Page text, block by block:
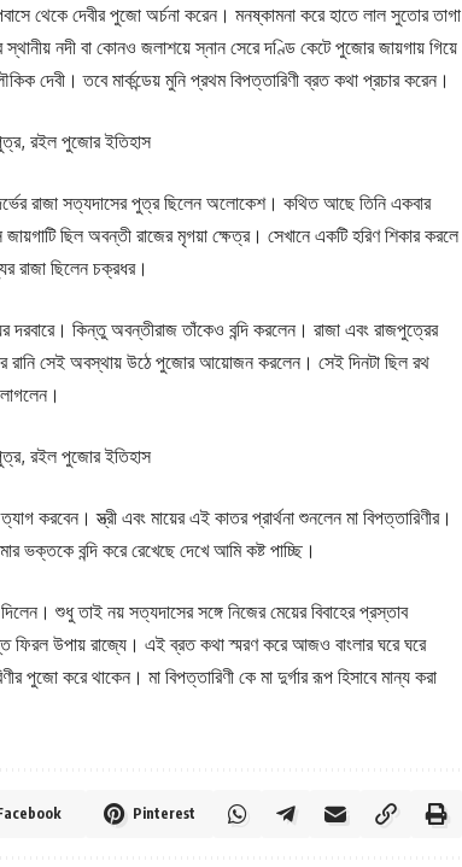
থেকে দেবীর পুজো অর্চনা করেন। মনষ্কামনা করে হাতে লাল সুতোর তাগা
নদী বা কোনও জলাশয়ে স্নান সেরে দণ্ডি কেটে পুজোর জায়গায় গিয়ে
দেবী। তবে মার্কন্ডেয় মুনি প্রথম বিপত্তারিণী ব্রত কথা প্রচার করেন।
রইল পুজোর ইতিহাস
রাজা সত্যদাসের পুত্র ছিলেন অলোকেশ। কথিত আছে তিনি একবার
ছিল অবন্তী রাজের মৃগয়া ক্ষেত্র। সেখানে একটি হরিণ শিকার করলে
রাজা ছিলেন চক্রধর।
দরবারে। কিন্তু অবন্তীরাজ তাঁকেও বন্দি করলেন। রাজা এবং রাজপুত্রের
রানি সেই অবস্থায় উঠে পুজোর আয়োজন করলেন। সেই দিনটা ছিল রথ
রইল পুজোর ইতিহাস
করবেন। স্ত্রী এবং মায়ের এই কাতর প্রার্থনা শুনলেন মা বিপত্তারিণীর।
ভক্তকে বন্দি করে রেখেছে দেখে আমি কষ্ট পাচ্ছি।
শুধু তাই নয় সত্যদাসের সঙ্গে নিজের মেয়ের বিবাহের প্রস্তাব
ফিরল উপায় রাজ্যে। এই ব্রত কথা স্মরণ করে আজও বাংলার ঘরে ঘরে
পুজো করে থাকেন। মা বিপত্তারিণী কে মা দুর্গার রূপ হিসাবে মান্য করা
Pinterest